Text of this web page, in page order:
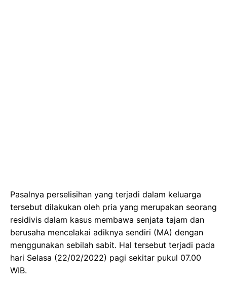
Pasalnya perselisihan yang terjadi dalam keluarga
tersebut dilakukan oleh pria yang merupakan seorang
residivis dalam kasus membawa senjata tajam dan
berusaha mencelakai adiknya sendiri (MA) dengan
menggunakan sebilah sabit. Hal tersebut terjadi pada
hari Selasa (22/02/2022) pagi sekitar pukul 07.00
WIB.